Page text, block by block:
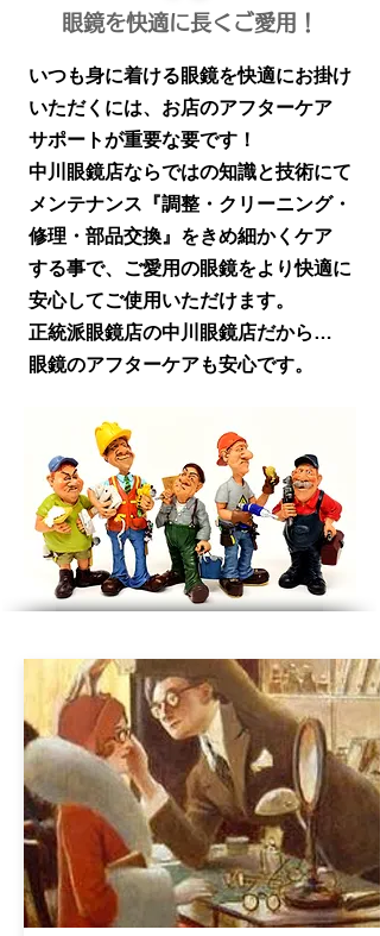
眼鏡を快適に長くご愛用！
いつも身に着ける眼鏡を快適にお掛け
いただくには、お店のアフターケア
サポートが重要な要です！
中川眼鏡店ならではの知識と技術にて
メンテナンス『調整・クリーニング・
修理・部品交換』をきめ細かくケア
する事で、ご愛用の眼鏡をより快適に
安心してご使用いただけます。
正統派眼鏡店の中川眼鏡店だから…
眼鏡のアフターケアも安心です。